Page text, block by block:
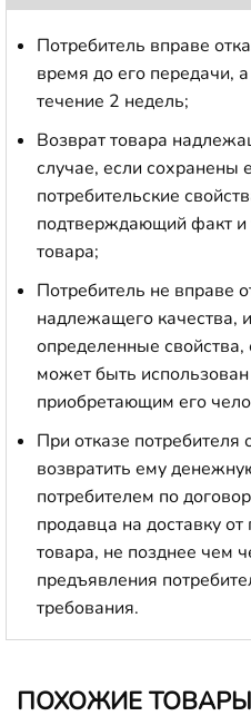
Потребитель вправе
время до его передачи,
течение 2 недель;
Возврат товара
случае, если сохранены
потребительские
подтверждающий факт и
товара;
Потребитель не вправе
надлежащего качества,
определенные
может быть
приобретающим его
При отказе
возвратить ему
потребителем по
продавца на доставку
товара, не позднее чем
предъявления
требования.
ПОХОЖИЕ ТОВАРЫ